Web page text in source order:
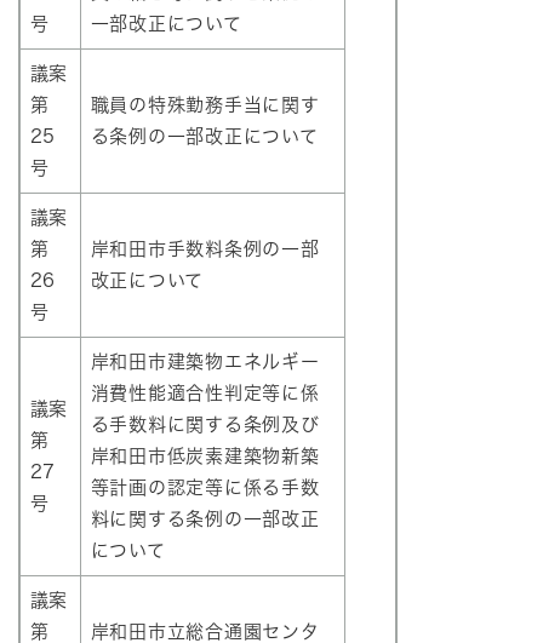
号
一部改正について
議案
第
25
号
職員の特殊勤務手当に関す
る条例の一部改正について
議案
第
26
号
岸和田市手数料条例の一部
改正について
議案
第
27
号
岸和田市建築物エネルギー
消費性能適合性判定等に係
る手数料に関する条例及び
岸和田市低炭素建築物新築
等計画の認定等に係る手数
料に関する条例の一部改正
について
議案
第
岸和田市立総合通園センタ